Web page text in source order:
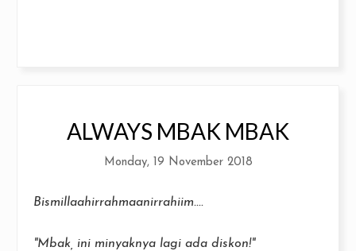
ALWAYS MBAK MBAK
Monday, 19 November 2018
Bismillaahirrahmaanirrahiim....
"Mbak, ini minyaknya lagi ada diskon!"